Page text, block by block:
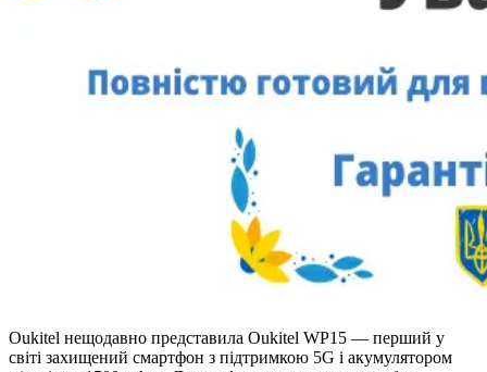
Oukitel нещодавно представила Oukitel WP15 — перший у
світі захищений смартфон з підтримкою 5G і акумулятором